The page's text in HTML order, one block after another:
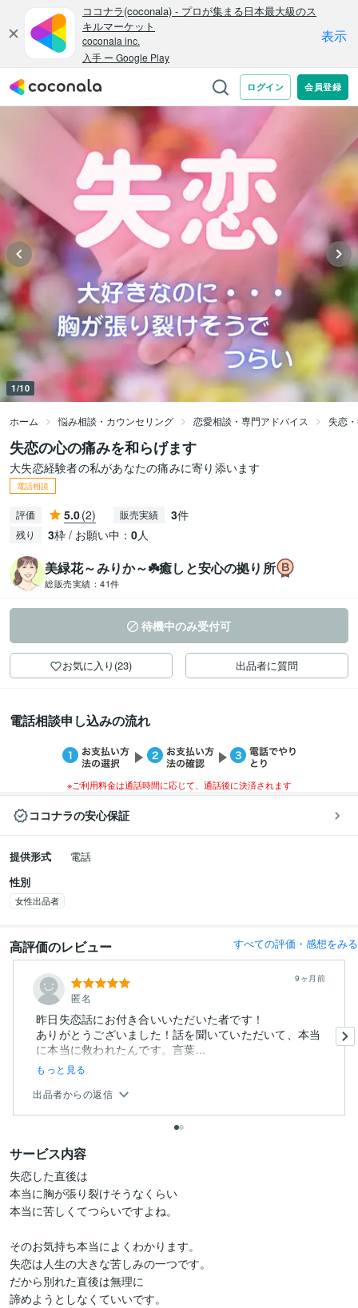
1/10
ホーム 悩み相談・カウンセリング 恋愛相談・専門アドバイス 失恋
失恋の心の痛みを和らげます
大失恋経験者の私があなたの痛みに寄り添います
電話相談
評価 5.0(2) 販売実績 3件
残り 3枠 / お願い中： 0人
美緑花～みりか～☘️癒しと安心の拠り所
総販売実績： 41件
待機中のみ受付可
お気に入り(23) 出品者に質問
電話相談申し込みの流れ
※ご利用料金は通話時間に応じて、通話後に決済されます
ココナラの安心保証
提供形式
電話
性別
女性出品者
高評価のレビュー すべての評価・感想をみる
匿名
9ヶ月前
昨日失恋話にお付き合いいただいた者です！
ありがとうございました！話を聞いていただいて、本当
に本当に救われたんです。言葉...
もっと見る
出品者からの返信
サービス内容
失恋した直後は
本当に胸が張り裂けそうなくらい
本当に苦しくてつらいですよね。
そのお気持ち本当によくわかります。
失恋は人生の大きな苦しみの一つです。
だから別れた直後は無理に
諦めようとしなくていいです。